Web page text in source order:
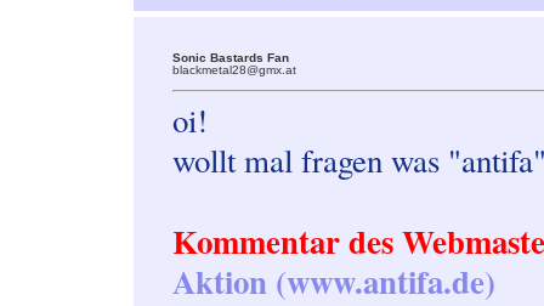
Sonic Bastards Fan
blackmetal28@gmx.at
oi!
wollt mal fragen was
Kommentar des
Aktion (www.antifa.de)